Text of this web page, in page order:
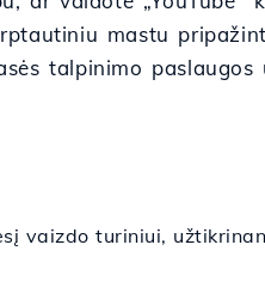
mastu
talpinimo paslaugos
vaizdo turiniui,